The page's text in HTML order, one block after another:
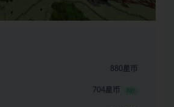
880星币
704星币 8折